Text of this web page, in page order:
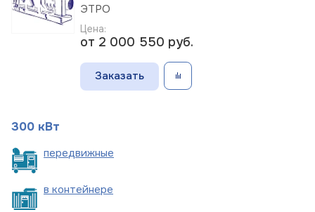
ЭТРО
Цена:
от 2 000 550 руб.
Заказать
300 кВт
передвижные
в контейнере